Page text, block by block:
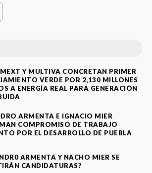
Y MULTIVA CONCRETAN PRIMER
VERDE POR 2,130 MILLONES
A ENERGÍA REAL PARA GENERACIÓN
ARMENTA E IGNACIO MIER
COMPROMISO DE TRABAJO
POR EL DESARROLLO DE PUEBLA
ARMENTA Y NACHO MIER SE
CANDIDATURAS?